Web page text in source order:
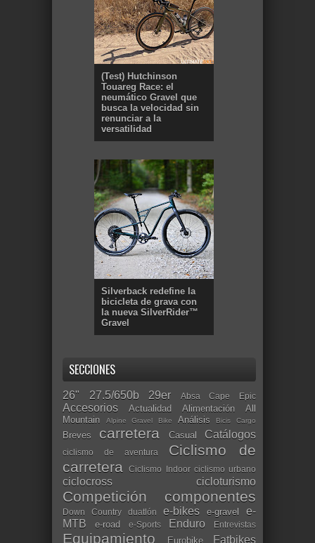
(Test) Hutchinson
Touareg Race: el
neumático Gravel que
busca la velocidad sin
renunciar a la
versatilidad
Silverback redefine la
bicicleta de grava con
la nueva SilverRider™
Gravel
SECCIONES
26" 27.5/650b 29er Absa Cape Epic
Accesorios Actualidad Alimentación
All
Mountain
Alpine Gravel Bike Análisis Bicis Cargo
Breves carretera Casual Catálogos
ciclismo de aventura
Ciclismo de
carretera
Ciclismo Indoor ciclismo urbano
ciclocross cicloturismo
Competición componentes
Down Country duatlón e-bikes e-gravel
e-
MTB
e-road e-Sports Enduro Entrevistas
Equipamiento Eurobike Fatbikes